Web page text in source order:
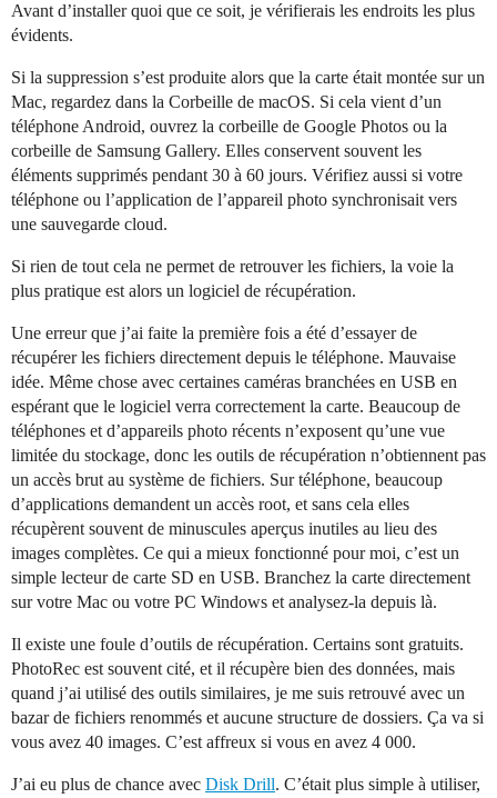
Avant d’installer quoi que ce soit, je vérifierais les endroits les plus
évidents.
Si la suppression s’est produite alors que la carte était montée sur un
Mac, regardez dans la Corbeille de macOS. Si cela vient d’un
téléphone Android, ouvrez la corbeille de Google Photos ou la
corbeille de Samsung Gallery. Elles conservent souvent les
éléments supprimés pendant 30 à 60 jours. Vérifiez aussi si votre
téléphone ou l’application de l’appareil photo synchronisait vers
une sauvegarde cloud.
Si rien de tout cela ne permet de retrouver les fichiers, la voie la
plus pratique est alors un logiciel de récupération.
Une erreur que j’ai faite la première fois a été d’essayer de
récupérer les fichiers directement depuis le téléphone. Mauvaise
idée. Même chose avec certaines caméras branchées en USB en
espérant que le logiciel verra correctement la carte. Beaucoup de
téléphones et d’appareils photo récents n’exposent qu’une vue
limitée du stockage, donc les outils de récupération n’obtiennent pas
un accès brut au système de fichiers. Sur téléphone, beaucoup
d’applications demandent un accès root, et sans cela elles
récupèrent souvent de minuscules aperçus inutiles au lieu des
images complètes. Ce qui a mieux fonctionné pour moi, c’est un
simple lecteur de carte SD en USB. Branchez la carte directement
sur votre Mac ou votre PC Windows et analysez-la depuis là.
Il existe une foule d’outils de récupération. Certains sont gratuits.
PhotoRec est souvent cité, et il récupère bien des données, mais
quand j’ai utilisé des outils similaires, je me suis retrouvé avec un
bazar de fichiers renommés et aucune structure de dossiers. Ça va si
vous avez 40 images. C’est affreux si vous en avez 4 000.
J’ai eu plus de chance avec Disk Drill. C’était plus simple à utiliser,